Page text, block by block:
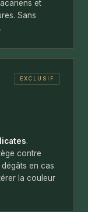
et
Sans
EXCLUSIF
.
contre
en cas
la couleur